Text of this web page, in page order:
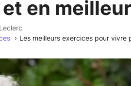
Author:
Docs:
https://
category-
en
Les meilleurs exercices pour vivre